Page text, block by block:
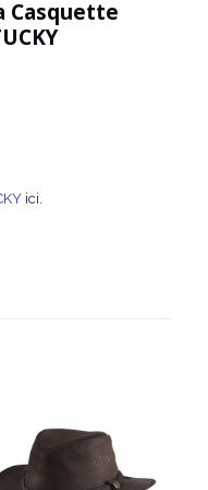
Casquette
ici.